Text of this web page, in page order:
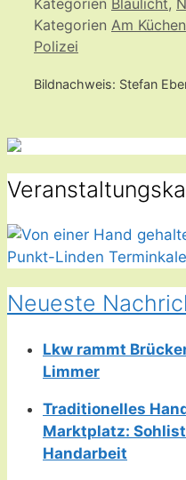
Kategorien Am
Polizei
Bildnachweis: Stefan
Neueste
Lkw rammt
Limmer
Traditionelles
Marktplatz:
Handarbeit